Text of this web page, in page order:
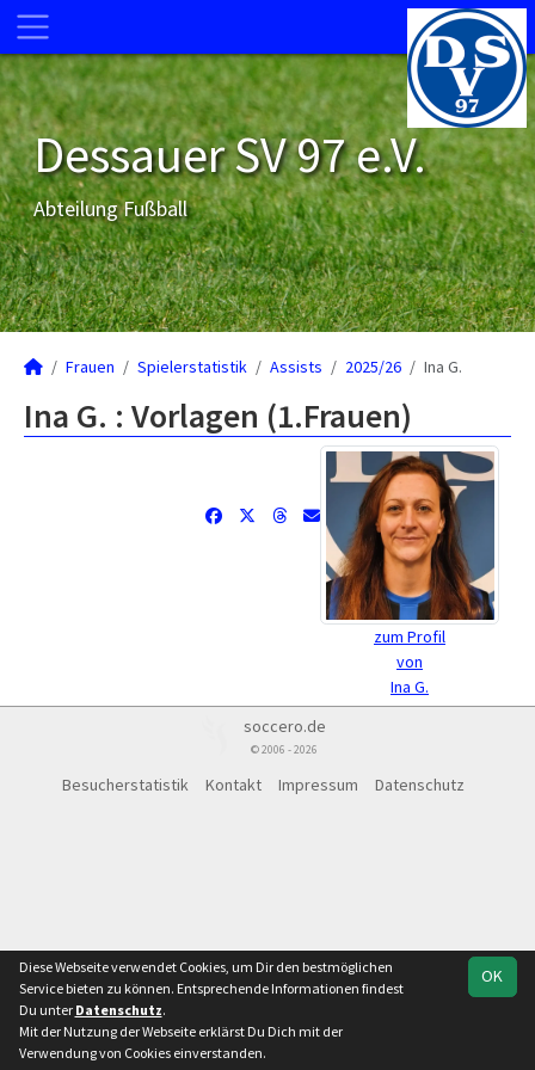
Dessauer SV 97 e.V.
Abteilung Fußball
Frauen Spielerstatistik Assists 2025/26 Ina G.
Ina G. : Vorlagen (1.Frauen)
zum Profil
von
Ina G.
soccero.de
© 2006 - 2026
Besucherstatistik Kontakt Impressum Datenschutz
OK
Diese Webseite verwendet Cookies, um Dir den bestmöglichen
Service bieten zu können. Entsprechende Informationen findest
Du unter Datenschutz.
Mit der Nutzung der Webseite erklärst Du Dich mit der
Verwendung von Cookies einverstanden.